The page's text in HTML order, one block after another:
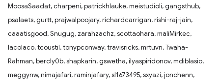
MoosaSaadat, charpeni, patrickhlauke, meistudioli, gangsthub,
psalaets, gurtt, prajwalpoojary, richardcarrigan, rishi-raj-jain,
caaatisgood, Snugug, zarahzachz, scottaohara, maliMirkec,
lacolaco, tcoustil, tonypconway, travisricks, mrtuvn, Twaha-
Rahman, bercly0b, shapkarin, gswetha, ilyaspiridonov, mdiblasio,
meggynw, nimajafari, raminjafary, sl1673495, sxyazi, jonchenn,